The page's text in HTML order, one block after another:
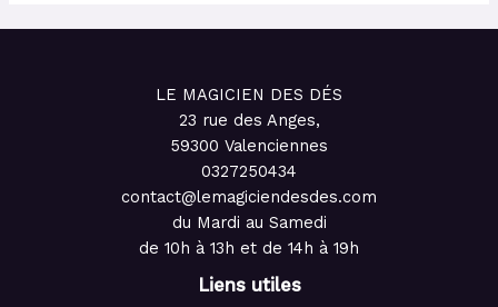
LE MAGICIEN DES DÉS
23 rue des Anges,
59300 Valenciennes
0327250434
contact@lemagiciendesdes.com
du Mardi au Samedi
de 10h à 13h et de 14h à 19h
Liens utiles